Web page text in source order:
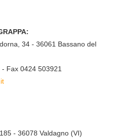
34 - 36061 Bassano del
Fax 0424 503921
- 36078 Valdagno (VI)